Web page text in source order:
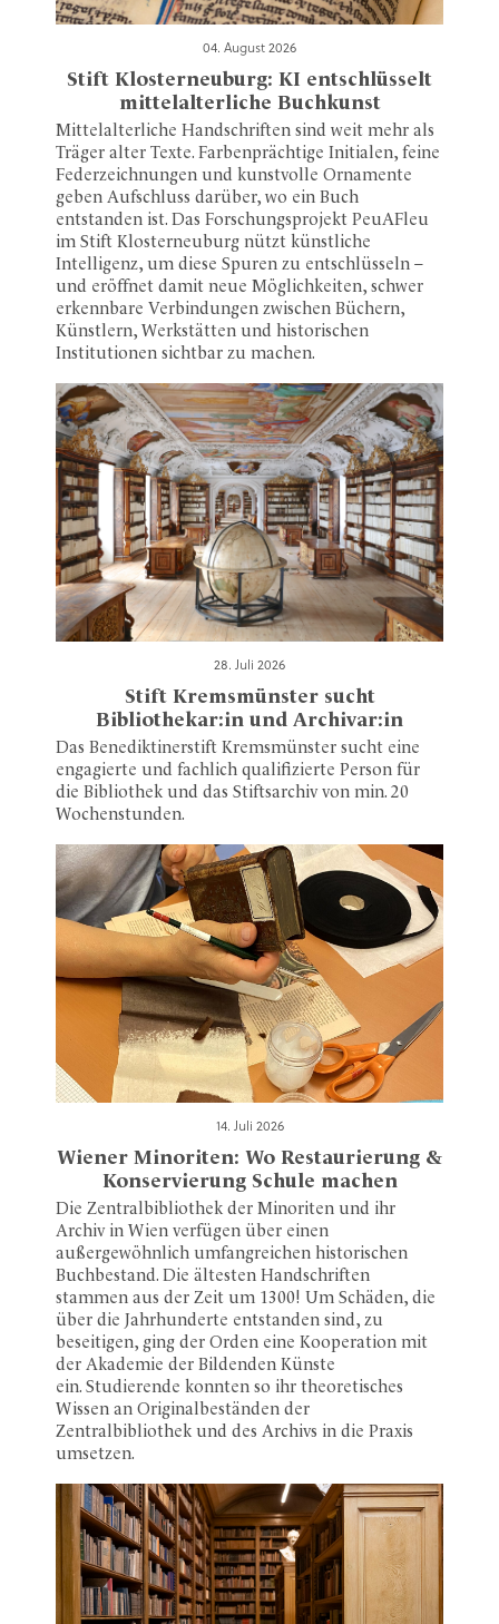
04. August 2026
Stift Klosterneuburg: KI entschlüsselt
mittelalterliche Buchkunst
Mittelalterliche Handschriften sind weit mehr als
Träger alter Texte. Farbenprächtige Initialen, feine
Federzeichnungen und kunstvolle Ornamente
geben Aufschluss darüber, wo ein Buch
entstanden ist. Das Forschungsprojekt PeuAFleu
im Stift Klosterneuburg nützt künstliche
Intelligenz, um diese Spuren zu entschlüsseln –
und eröffnet damit neue Möglichkeiten, schwer
erkennbare Verbindungen zwischen Büchern,
Künstlern, Werkstätten und historischen
Institutionen sichtbar zu machen.
28. Juli 2026
Stift Kremsmünster sucht
Bibliothekar:in und Archivar:in
Das Benediktinerstift Kremsmünster sucht eine
engagierte und fachlich qualifizierte Person für
die Bibliothek und das Stiftsarchiv von min. 20
Wochenstunden.
14. Juli 2026
Wiener Minoriten: Wo Restaurierung &
Konservierung Schule machen
Die Zentralbibliothek der Minoriten und ihr
Archiv in Wien verfügen über einen
außergewöhnlich umfangreichen historischen
Buchbestand. Die ältesten Handschriften
stammen aus der Zeit um 1300! Um Schäden, die
über die Jahrhunderte entstanden sind, zu
beseitigen, ging der Orden eine Kooperation mit
der Akademie der Bildenden Künste
ein. Studierende konnten so ihr theoretisches
Wissen an Originalbeständen der
Zentralbibliothek und des Archivs in die Praxis
umsetzen.